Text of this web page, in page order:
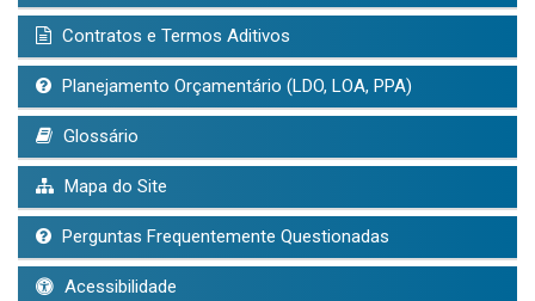
Contratos e Termos Aditivos
Planejamento Orçamentário (LDO, LOA, PPA)
Glossário
Mapa do Site
Perguntas Frequentemente Questionadas
Acessibilidade